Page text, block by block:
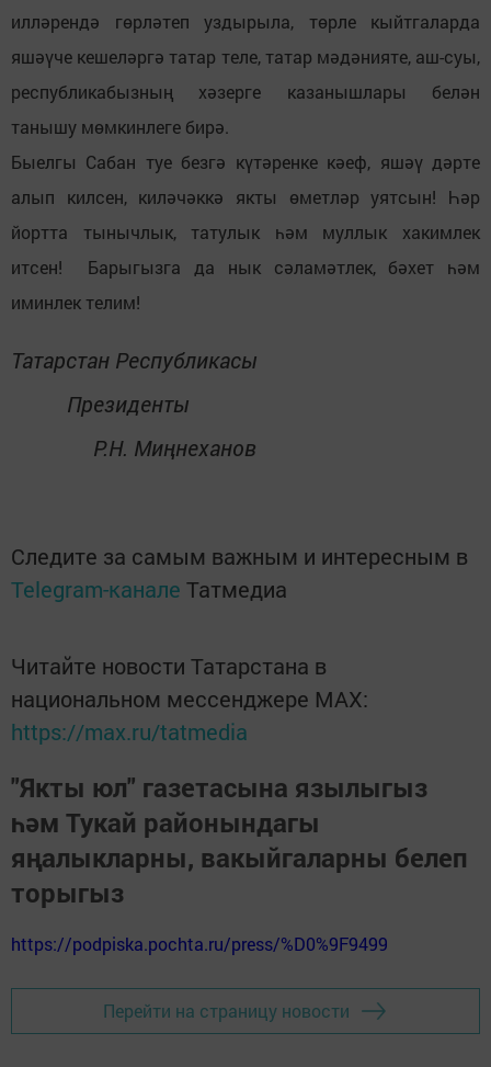
илләрендә гөрләтеп уздырыла, төрле кыйтгаларда
яшәүче кешеләргә татар теле, татар мәдәнияте, аш-суы,
республикабызның хәзерге казанышлары белән
танышу мөмкинлеге бирә.
Быелгы Сабан туе безгә күтәренке кәеф, яшәү дәрте
алып килсен, киләчәккә якты өметләр уятсын! Һәр
йортта тынычлык, татулык һәм муллык хакимлек
итсен! Барыгызга да нык сәламәтлек, бәхет һәм
иминлек телим!
Татарстан Республикасы
Президенты
Р.Н. Миңнеханов
Следите за самым важным и интересным в
Telegram-канале Татмедиа
Читайте новости Татарстана в
национальном мессенджере MАХ:
https://max.ru/tatmedia
"Якты юл" газетасына язылыгыз
һәм Тукай районындагы
яңалыкларны, вакыйгаларны белеп
торыгыз
https://podpiska.pochta.ru/press/%D0%9F9499
Перейти на страницу новости